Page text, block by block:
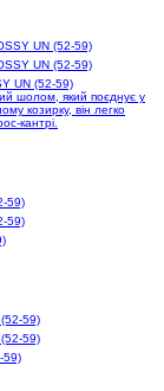
UN (52-59)
шолом, який поєднує у
козирку, він легко
кантрі.
59)